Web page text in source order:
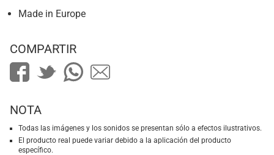
Made in Europe
COMPARTIR
NOTA
Todas las imágenes y los sonidos se presentan sólo a efectos ilustrativos.
El producto real puede variar debido a la aplicación del producto
específico.